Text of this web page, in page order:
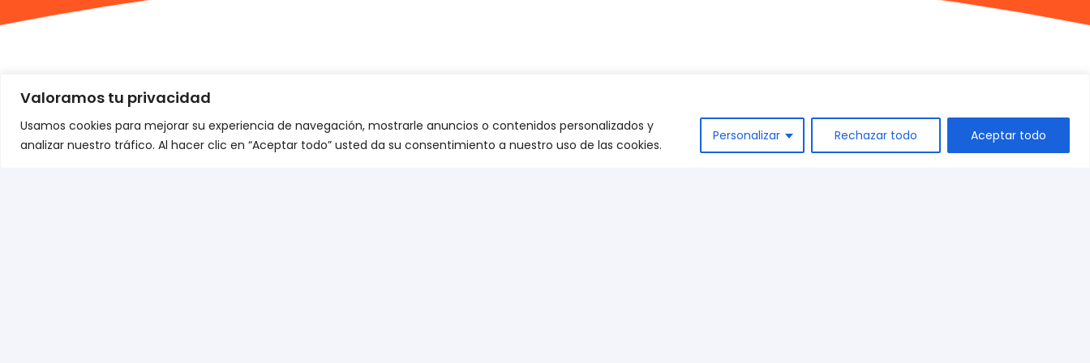
Valoramos tu privacidad
Usamos cookies para mejorar su experiencia de navegación, mostrarle anuncios o contenidos personalizados y
analizar nuestro tráfico. Al hacer clic en “Aceptar todo” usted da su consentimiento a nuestro uso de las cookies.
Personalizar Rechazar todo Aceptar todo
+34 944 542 770
ES